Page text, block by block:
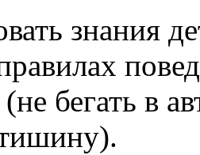
знания
бегать в